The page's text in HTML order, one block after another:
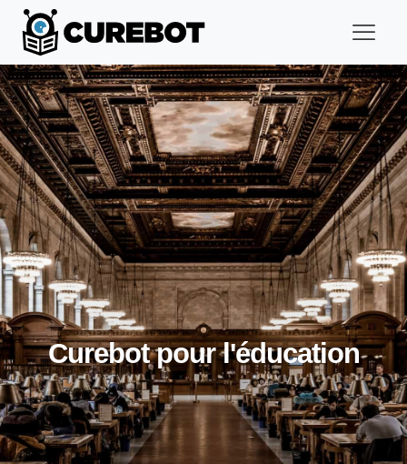
Curebot pour l'éducation